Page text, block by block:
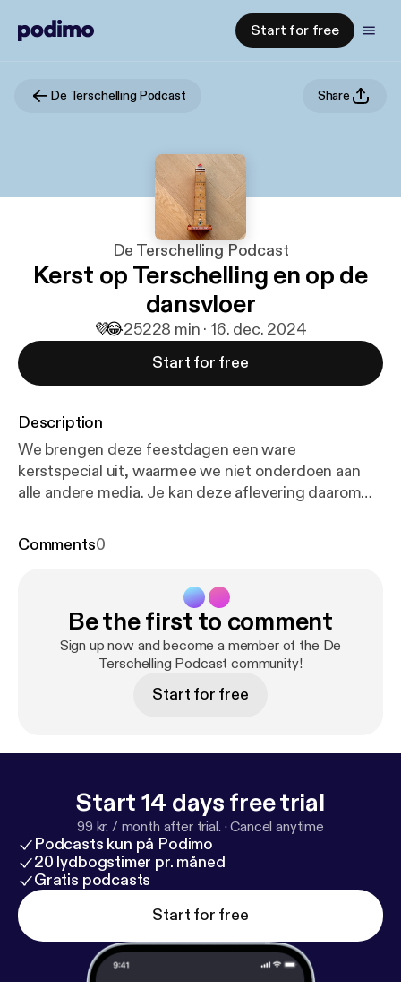
Start for free
De Terschelling Podcast Share
De Terschelling Podcast
Kerst op Terschelling en op de
dansvloer
💜😂25228 min · 16. dec. 2024
Start for free
Description
We brengen deze feestdagen een ware
kerstspecial uit, waarmee we niet onderdoen aan
alle andere media. Je kan deze aflevering daarom
kerstdagen om met de familie te genieten van
kerstige activiteiten die Terschelling deze winter te
bieden heeft.
Comments0
Be the first to comment
Sign up now and become a member of the De
Terschelling Podcast community!
Start for free
Start 14 days free trial
99 kr. / month after trial. ·Cancel anytime
Podcasts kun på Podimo
20 lydbogstimer pr. måned
Gratis podcasts
Start for free